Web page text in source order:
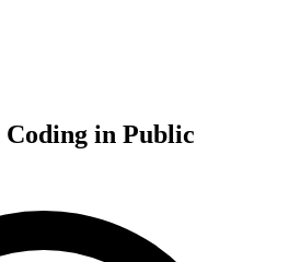
Coding in Public